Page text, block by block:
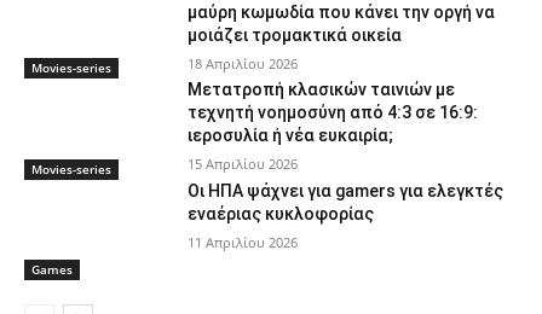
Movies-series
μαύρη κωμωδία που κάνει την οργή να
μοιάζει τρομακτικά οικεία
18 Απριλίου 2026
Movies-series
Μετατροπή κλασικών ταινιών με
τεχνητή νοημοσύνη από 4:3 σε 16:9:
ιεροσυλία ή νέα ευκαιρία;
15 Απριλίου 2026
Games
Οι ΗΠΑ ψάχνει για gamers για ελεγκτές
εναέριας κυκλοφορίας
11 Απριλίου 2026